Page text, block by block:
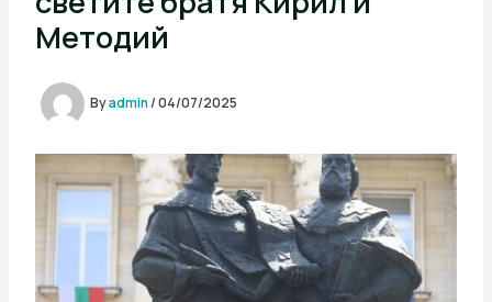
Методий
Byadmin/04/07/2025